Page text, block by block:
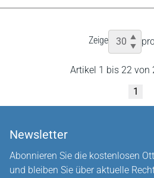
Zeige
Artikel 1 bis 22 von
1
Newsletter
Abonnieren Sie die kostenlosen
und bleiben Sie über aktuelle